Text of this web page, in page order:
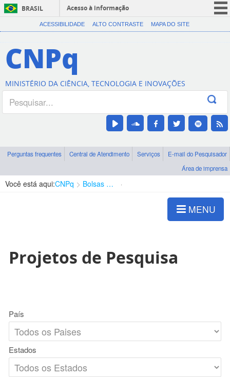
BRASIL
Acesso à informação
CORONAVÍRUS (COVID-19)
Canais
ACESSIBILIDADE ALTO CONTRASTE MAPA DO SITE
CNPq
MINISTÉRIO DA CIÊNCIA, TECNOLOGIA E INOVAÇÕES
Perguntas frequentes Central de Atendimento Serviços
E-mail do Pesquisador
Área de imprensa
Você está aqui:CNPq Bolsas e Auxílios Vigentes
MENU
Projetos de Pesquisa
País
Estados